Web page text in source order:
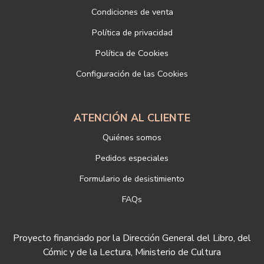
info@libreriadeportiva.com
Si desea ampliar información sobre la política de privacidad de
https://www.libreriadeportiva.com/proteccion-de-datos
Condiciones de venta
Política de privacidad
Política de Cookies
Configuración de las Cookies
ATENCIÓN AL CLIENTE
Quiénes somos
Pedidos especiales
Formulario de desistimiento
FAQs
Proyecto financiado por la Dirección General del Libro, del
Cómic y de la Lectura, Ministerio de Cultura